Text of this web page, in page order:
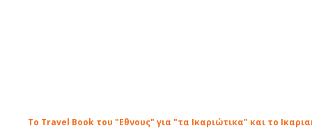
Το Travel Book του "Εθνους" για "τα Ικαριώτικα" και το